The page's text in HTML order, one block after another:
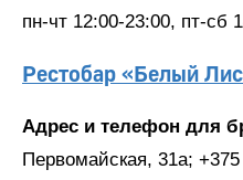
пн-чт 12:00-23:00, пт-сб
Рестобар «Белый
Адрес и телефон для
Первомайская, 31а;